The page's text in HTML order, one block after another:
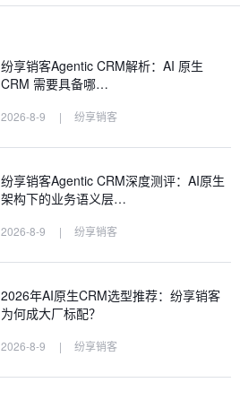
纷享销客Agentic CRM解析：AI 原生
CRM 需要具备哪…
2026-8-9 | 纷享销客
纷享销客Agentic CRM深度测评：AI原生
架构下的业务语义层…
2026-8-9 | 纷享销客
2026年AI原生CRM选型推荐：纷享销客
为何成大厂标配？
2026-8-9 | 纷享销客